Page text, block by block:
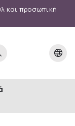
και προσωπική
language